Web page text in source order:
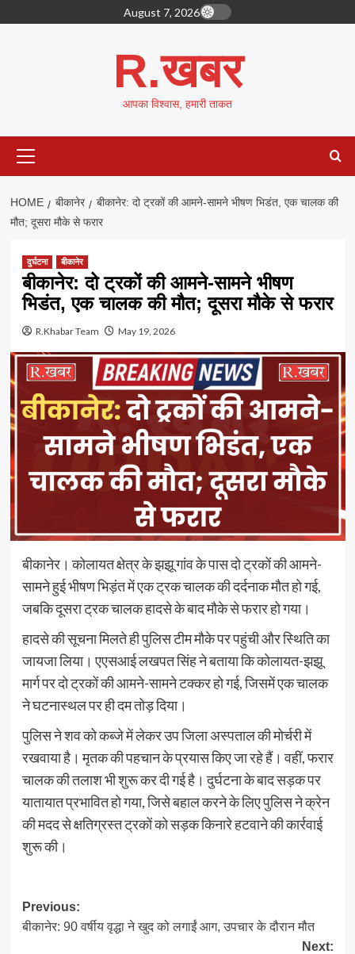
to
August 7, 2026
R.खबर
आपका विश्वास, हमारी ताकत
Menu
HOME बीकानेर
बीकानेर: दो ट्रकों की आमने-सामने भीषण भिडंत, एक चालक की
मौत; दूसरा मौके से फरार
दुर्घटना बीकानेर
बीकानेर: दो ट्रकों की आमने-सामने भीषण
भिडंत, एक चालक की मौत; दूसरा मौके से फरार
R.Khabar Team May 19, 2026
बीकानेर। कोलायत क्षेत्र के झझू गांव के पास दो ट्रकों की आमने-
सामने हुई भीषण भिड़ंत में एक ट्रक चालक की दर्दनाक मौत हो गई,
जबकि दूसरा ट्रक चालक हादसे के बाद मौके से फरार हो गया।
हादसे की सूचना मिलते ही पुलिस टीम मौके पर पहुंची और स्थिति का
जायजा लिया। एएसआई लखपत सिंह ने बताया कि कोलायत-झझू
मार्ग पर दो ट्रकों की आमने-सामने टक्कर हो गई, जिसमें एक चालक
ने घटनास्थल पर ही दम तोड़ दिया।
पुलिस ने शव को कब्जे में लेकर उप जिला अस्पताल की मोर्चरी में
रखवाया है। मृतक की पहचान के प्रयास किए जा रहे हैं। वहीं, फरार
चालक की तलाश भी शुरू कर दी गई है। दुर्घटना के बाद सड़क पर
यातायात प्रभावित हो गया, जिसे बहाल करने के लिए पुलिस ने क्रेन
की मदद से क्षतिग्रस्त ट्रकों को सड़क किनारे हटवाने की कार्रवाई
शुरू की।
Post
navigation
Previous:
बीकानेर: 90 वर्षीय वृद्धा ने खुद को लगाईं आग, उपचार के दौरान मौत
Next: